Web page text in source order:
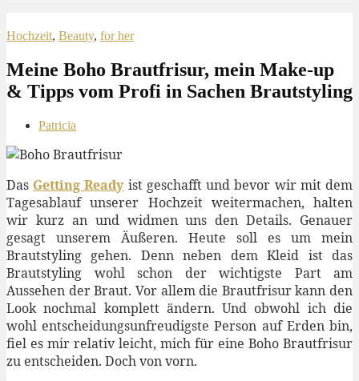
Hochzeit, Beauty, for her
Meine Boho Brautfrisur, mein Make-up
& Tipps vom Profi in Sachen Brautstyling
Patricia
Das Getting Readyist geschafft und bevor wir mit dem
Tagesablauf unserer Hochzeit weitermachen, halten
wir kurz an und widmen uns den Details. Genauer
gesagt unserem Äußeren. Heute soll es um mein
Brautstyling gehen. Denn neben dem Kleid ist das
Brautstyling wohl schon der wichtigste Part am
Aussehen der Braut. Vor allem die Brautfrisur kann den
Look nochmal komplett ändern. Und obwohl ich die
wohl entscheidungsunfreudigste Person auf Erden bin,
fiel es mir relativ leicht, mich für eine Boho Brautfrisur
zu entscheiden. Doch von vorn.